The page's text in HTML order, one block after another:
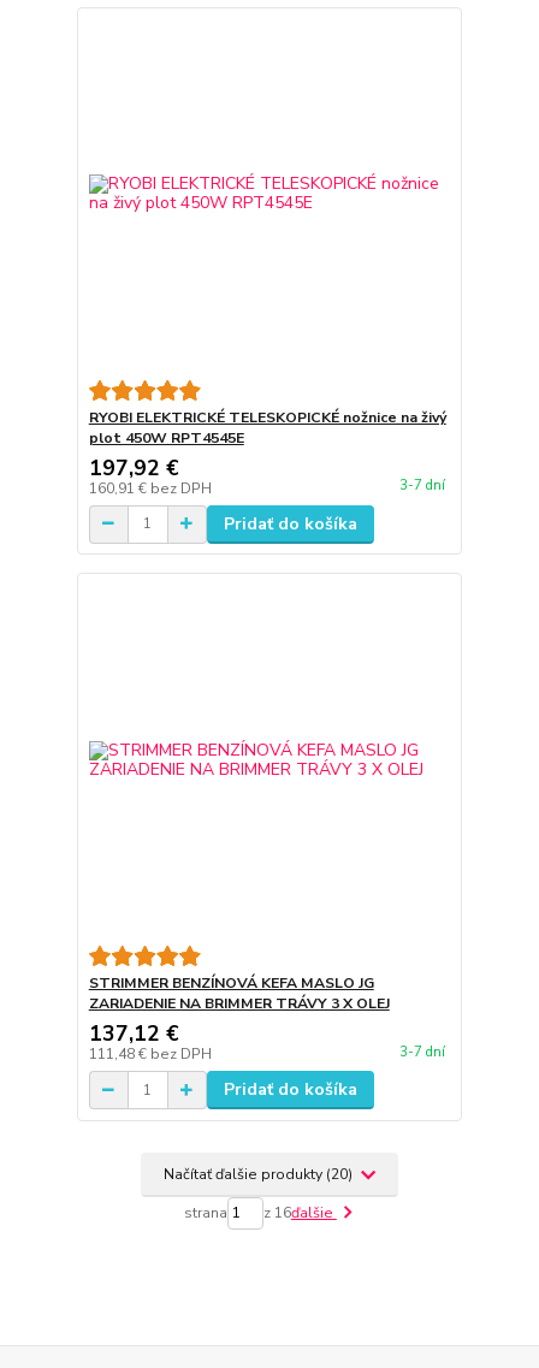
RYOBI ELEKTRICKÉ TELESKOPICKÉ nožnice na živý
plot 450W RPT4545E
197,92 €
160,91 € bez DPH 3-7 dní
Pridať do košíka
STRIMMER BENZÍNOVÁ KEFA MASLO JG
ZARIADENIE NA BRIMMER TRÁVY 3 X OLEJ
137,12 €
111,48 € bez DPH 3-7 dní
Pridať do košíka
Načítať ďalšie produkty (20)
strana z 16ďalšie